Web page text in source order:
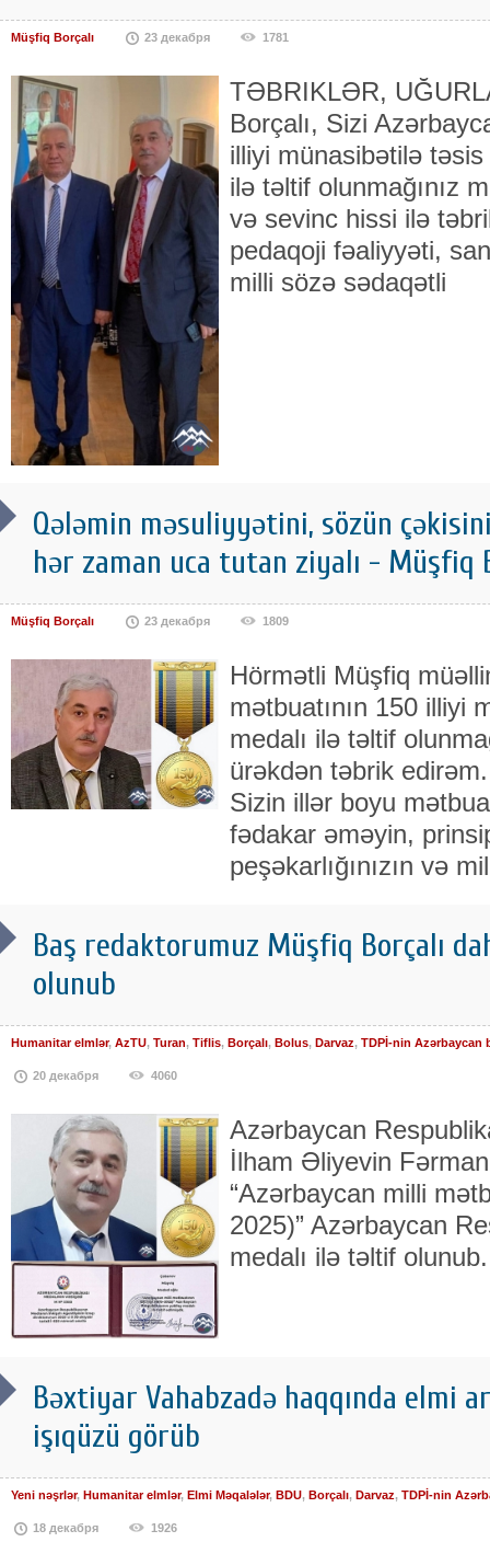
Müşfiq Borçalı 23 декабря 1781
TƏBRIKLƏR,
Borçalı, Sizi
illiyi münasibətilə
ilə təltif olunmağınız
və sevinc hissi ilə
pedaqoji fəaliyyəti,
milli sözə sədaqətli
Qələmin məsuliyyətini, sözün
hər zaman uca tutan ziyalı - Müşfiq
Müşfiq Borçalı 23 декабря 1809
Hörmətli Müşfiq
mətbuatının 150 illiyi
medalı ilə təltif
ürəkdən təbrik
Sizin illər boyu
fədakar əməyin,
peşəkarlığınızın və
Baş redaktorumuz Müşfiq Borçalı
olunub
Humanitar elmlər, AzTU, Turan, Tiflis, Borçalı, Bolus, Darvaz, TDPİ-nin Azərbaycan
20 декабря 4060
Azərbaycan
İlham Əliyevin
“Azərbaycan milli
2025)” Azərbaycan
medalı ilə təltif olunub.
Bəxtiyar Vahabzadə haqqında elmi
işıqüzü görüb
Yeni nəşrlər, Humanitar elmlər, Elmi Məqalələr, BDU, Borçalı, Darvaz, TDPİ-nin
18 декабря 1926